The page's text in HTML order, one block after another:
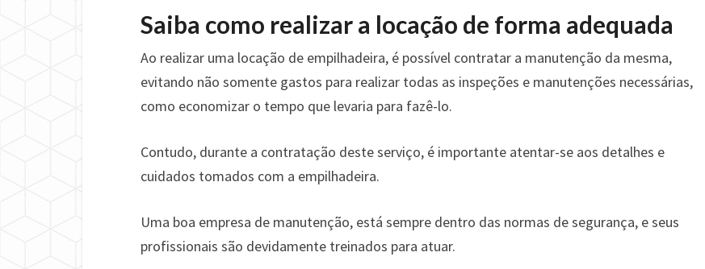
Saiba como realizar a locação de forma adequada
Ao realizar uma locação de empilhadeira, é possível contratar a manutenção da mesma,
evitando não somente gastos para realizar todas as inspeções e manutenções necessárias,
como economizar o tempo que levaria para fazê-lo.
Contudo, durante a contratação deste serviço, é importante atentar-se aos detalhes e
cuidados tomados com a empilhadeira.
Uma boa empresa de manutenção, está sempre dentro das normas de segurança, e seus
profissionais são devidamente treinados para atuar.